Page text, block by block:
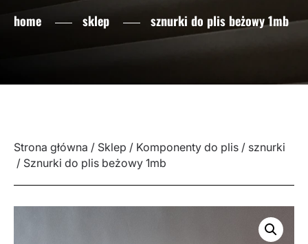
home sklep sznurki do plis beżowy 1mb
Strona główna / Sklep / Komponenty do plis / sznurki
/ Sznurki do plis beżowy 1mb